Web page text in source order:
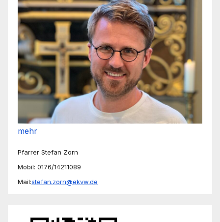
mehr
Pfarrer Stefan Zorn
Mobil: 0176/14211089
Mail:stefan.zorn@ekvw.de